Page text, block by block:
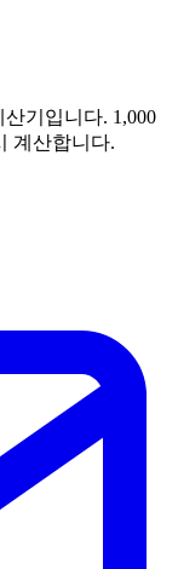
기입니다. 1,000
계산합니다.